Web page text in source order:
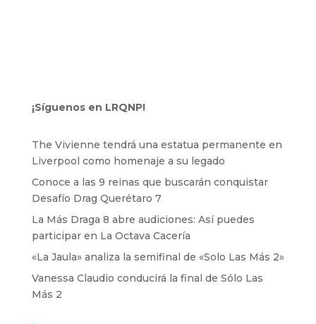
¡Síguenos en LRQNP!
The Vivienne tendrá una estatua permanente en
Liverpool como homenaje a su legado
Conoce a las 9 reinas que buscarán conquistar
Desafío Drag Querétaro 7
La Más Draga 8 abre audiciones: Así puedes
participar en La Octava Cacería
«La Jaula» analiza la semifinal de «Solo Las Más 2»
Vanessa Claudio conducirá la final de Sólo Las
Más 2